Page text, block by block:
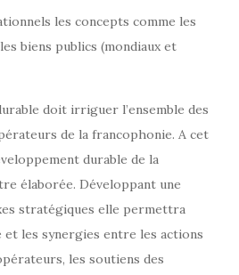
les concepts comme les
biens publics (mondiaux et
doit irriguer l’ensemble des
de la francophonie. A cet
durable de la
élaborée. Développant une
stratégiques elle permettra
et les synergies entre les actions
les soutiens des